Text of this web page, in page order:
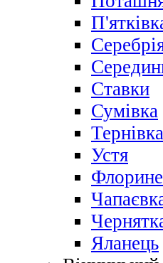
Ставки
Сумівка
Тернівка
Устя
Флорине
Яланець